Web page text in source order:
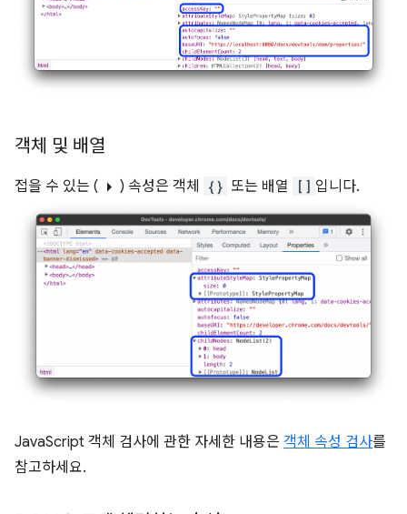
객체 및 배열
접을 수 있는 ( arrow_right ) 속성은 객체 {} 또는 배열 [] 입니다.
JavaScript 객체 검사에 관한 자세한 내용은 객체 속성 검사를
참고하세요.